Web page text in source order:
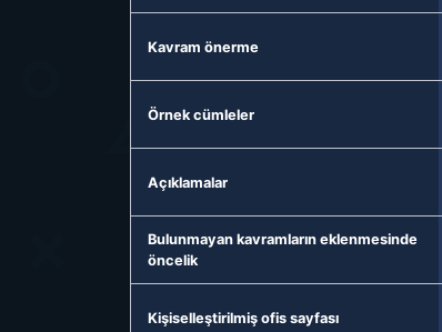
Kavram önerme
Örnek cümleler
Açıklamalar
Bulunmayan kavramların eklenmesinde
öncelik
Kişiselleştirilmiş ofis sayfası